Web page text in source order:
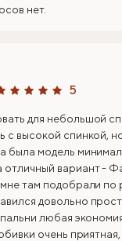
нет.
5
для небольшой
с высокой спинкой,
была модель
отличный вариант -
там подобрали по
довольно
любая
очень